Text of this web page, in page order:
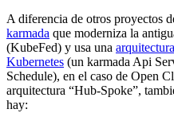
A diferencia de otros proyectos
karmada que moderniza la
(KubeFed) y usa una
Kubernetes (un karmada Api
Schedule), en el caso de Open
arquitectura “Hub-Spoke”,
hay: